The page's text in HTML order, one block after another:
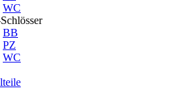
WC
BB
PZ
WC